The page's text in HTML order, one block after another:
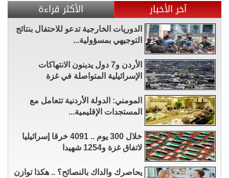
آخر الأخبار الأكثر قراءة
الدوريات الخارجية تدعو للاحتفال بنتائج
التوجيهي بمسؤولية...
الأردن و7 دول يدينون الانتهاكات
الإسرائيلية المتواصلة في غزة
المومني: الدولة الأردنية تتعامل مع
المستجدات الإقليمية...
خلال 300 يوم .. 4091 خرقا إسرائيليا
لاتفاق غزة و1254 شهيدا
يحاصرك والداك بالنصائح؟ .. هكذا توازن